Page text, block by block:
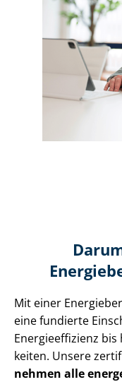
Mit einer
eine fundierte
En­er­gie­ef­fi­zi­enz
kei­ten. Unsere
nehmen alle